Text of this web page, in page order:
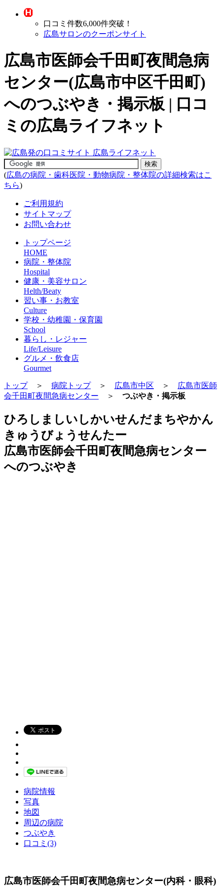
口コミ件数6,000件突破！
広島サロンのクーポンサイト
広島市医師会千田町夜間急病
センター(広島市中区千田町)
へのつぶやき・掲示板 | 口コ
ミの広島ライフネット
(広島の病院・歯科医院・動物病院・整体院の詳細検索はこ
ちら)
ご利用規約
サイトマップ
お問い合わせ
トップページ
HOME
病院・整体院
Hospital
健康・美容サロン
Helth/Beaty
習い事・お教室
Culture
学校・幼稚園・保育園
School
暮らし・レジャー
Life/Leisure
グルメ・飲食店
Gourmet
トップ＞ 病院トップ＞ 広島市中区 ＞
広島市医師
会千田町夜間急病センター ＞ つぶやき・掲示板
ひろしましいしかいせんだまちやかん
きゅうびょうせんたー
広島市医師会千田町夜間急病センター
へのつぶやき
病院情報
写真
地図
周辺の病院
つぶやき
口コミ(3)
広島市医師会千田町夜間急病センター(内科・眼科)